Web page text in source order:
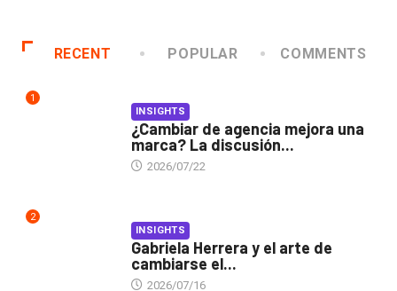
RECENT POPULAR COMMENTS
1
INSIGHTS
¿Cambiar de agencia mejora una
marca? La discusión...
2026/07/22
2
INSIGHTS
Gabriela Herrera y el arte de
cambiarse el...
2026/07/16